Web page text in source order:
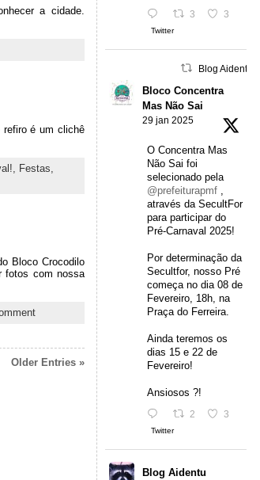
a cidade.
refiro é um clichê
Festas,
Bloco Crocodilo
fotos com nossa
Older Entries »
3 3
Twitter
Blog Aidentu
Bloco Concentra
Mas Não Sai
29 jan 2025
O Concentra Mas
Não Sai foi
selecionado pela
@prefeiturapmf,
através da SecultFor
para participar do
Pré-Carnaval 2025!
Por determinação da
Secultfor, nosso Pré
começa no dia 08 de
Fevereiro, 18h, na
Praça do Ferreira.
Ainda teremos os
dias 15 e 22 de
Fevereiro!
Ansiosos ?!
2 3
Twitter
Blog Aidentu